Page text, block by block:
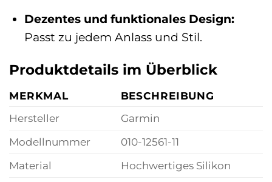
Dezentes und funktionales Design:
Passt zu jedem Anlass und Stil.
Produktdetails im Überblick
MERKMAL
BESCHREIBUNG
Hersteller
Garmin
Modellnummer
010-12561-11
Material
Hochwertiges Silikon